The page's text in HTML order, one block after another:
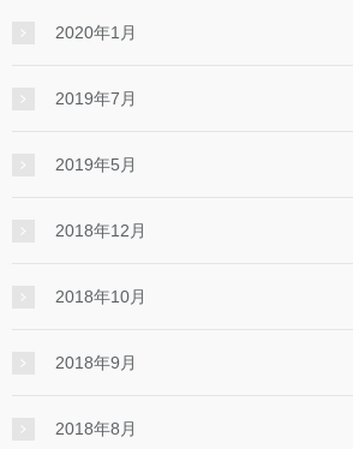
2020年1月
2019年7月
2019年5月
2018年12月
2018年10月
2018年9月
2018年8月